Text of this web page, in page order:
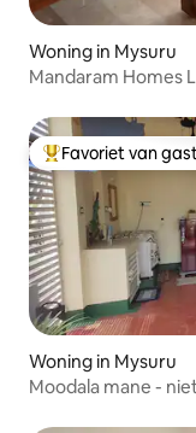
Woning in Mysuru
Mandaram Homes
Topfavoriet van
Favoriet van
Woning in Mysuru
Moodala mane -